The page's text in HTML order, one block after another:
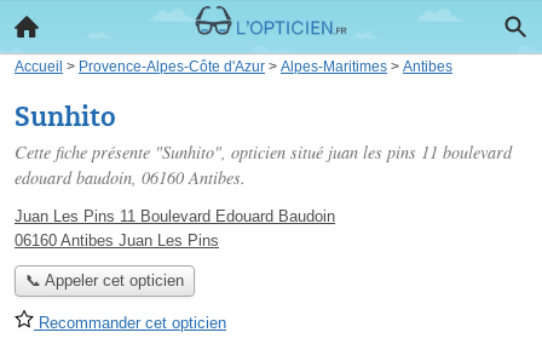
Accueil > Provence-Alpes-Côte d'Azur > Alpes-Maritimes > Antibes
Sunhito
Cette fiche présente "Sunhito", opticien situé juan les pins 11 boulevard
edouard baudoin, 06160 Antibes.
Juan Les Pins 11 Boulevard Edouard Baudoin
06160 Antibes Juan Les Pins
📞 Appeler cet opticien
Recommander cet opticien